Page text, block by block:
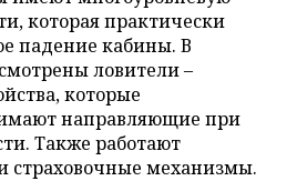
которая практически
падение кабины. В
ловители –
которые
направляющие при
Также работают
страховочные механизмы.